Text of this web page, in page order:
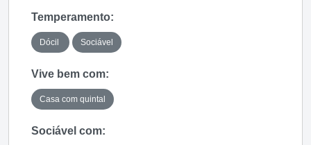
Temperamento:
Dócil Sociável
Vive bem com:
Casa com quintal
Sociável com: